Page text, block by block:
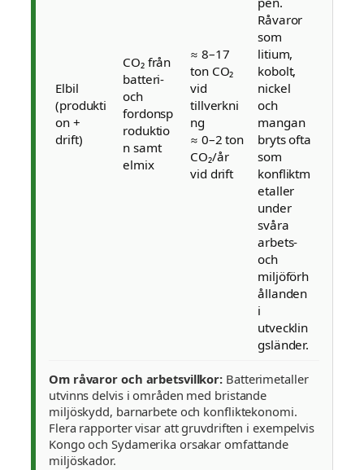
Elbil
(produkti
on +
drift)
CO₂ från
batteri-
och
fordonsp
roduktio
n samt
elmix
≈ 8–17
ton CO₂
vid
tillverkni
ng
≈ 0–2 ton
CO₂/år
vid drift
Råvaror
som
litium,
kobolt,
nickel
och
mangan
bryts ofta
som
konfliktm
etaller
under
svåra
arbets-
och
miljöförh
ållanden
i
utvecklin
gsländer.
Om råvaror och arbetsvillkor: Batterimetaller
utvinns delvis i områden med bristande
miljöskydd, barnarbete och konfliktekonomi.
Flera rapporter visar att gruvdriften i exempelvis
Kongo och Sydamerika orsakar omfattande
miljöskador.